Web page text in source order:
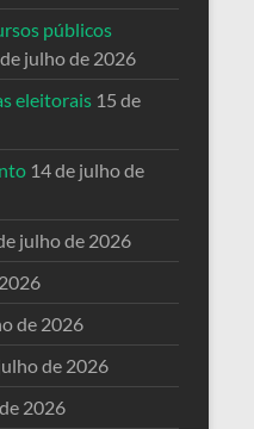
públicos
julho de 2026
eleitorais 15 de
14 de julho de
julho de 2026
de 2026
de 2026
2026